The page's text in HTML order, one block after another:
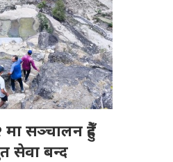
सञ्चालन हुँदै
सेवा बन्द